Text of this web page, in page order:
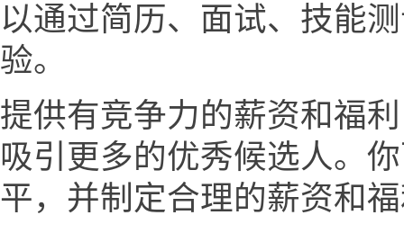
以通过简历、面试、技能
验。
提供有竞争力的薪资和福
吸引更多的优秀候选人。
平，并制定合理的薪资和